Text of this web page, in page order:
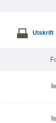
Utskrift